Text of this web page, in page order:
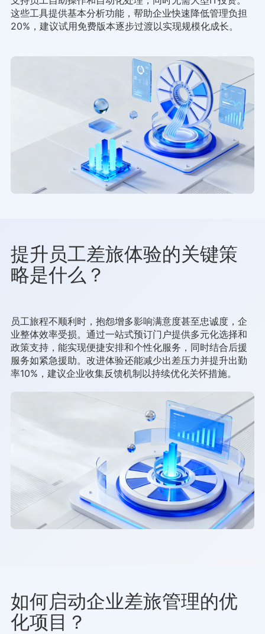
这些工具提供基本分析功能，帮助企业快速降低管理负担
20%，建议试用免费版本逐步过渡以实现规模化成长。
提升员工差旅体验的关键策
略是什么？
员工旅程不顺利时，抱怨增多影响满意度甚至忠诚度，企
业整体效率受损。通过一站式预订门户提供多元化选择和
政策支持，能实现便捷安排和个性化服务，同时结合后援
服务如紧急援助。改进体验还能减少出差压力并提升出勤
率10%，建议企业收集反馈机制以持续优化关怀措施。
如何启动企业差旅管理的优
化项目？